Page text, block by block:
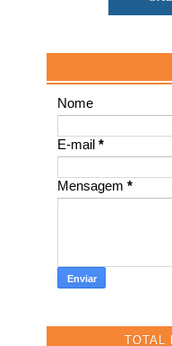
Nome
E-mail*
Mensagem*
TOTAL